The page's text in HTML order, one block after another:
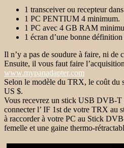
1 transceiver ou recepteur
1 PC PENTIUM 4 minimum.
1 PC avec 4 GB RAM
1 écran d’une bonne
Il n’y a pas de soudure à faire, ni
Ensuite, il vous faut faire
www.mypanadapter.com
Selon le modèle du TRX, le coût du
US $.
Vous recevrez un stick USB DVB-
connecter l’ IF 1st de votre TRX
à raccorder à votre PC au Stick
femelle et une gaine thermo-